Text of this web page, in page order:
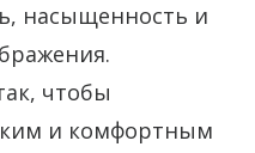
насыщенность и
чтобы
и комфортным